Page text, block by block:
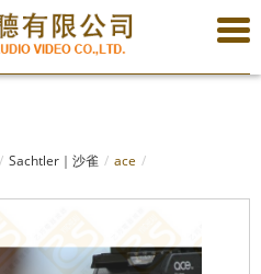
Sachtler｜沙雀 ace